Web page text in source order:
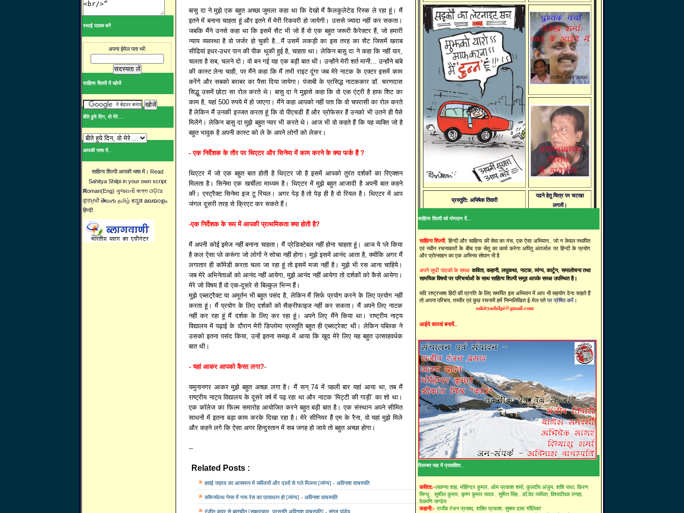
स्थाई पाठक बनें
अपना ईमेल पता भरें:
साहित्य शिल्पी में खोजें
बीते हुये दिन, वो मेरे ...
आपकी भाषा में..
साहित्य शिल्पी आपकी भाषा में। Read
Sahitya Shilpi in your own script
Roman(Eng) ગુજરાતી বাংগ্লা ଓଡ଼ିଆ
ਗੁਰਮੁਖੀ తెలుగు தமிழ் ಕನ್ನಡ മലയാളം
हिन्दी
बासु दा ने मुझे एक बहुत अच्छा जुमला कहा था कि देखो मैं कैलकुलेटेड रिस्क ले रहा हूं। मैं
इतने में बनाना चाहता हूं और इतने में मेरी रिकवरी हो जायेगी। उससे ज्यादा नहीं कर सकता।
जबकि मैंने उनसे कहा था कि इसमें सैट भी जो हैं वो एक बहुत जरूरी कैरेक्टर हैं, जो हमारी
न्याय व्यवस्था है वो जर्जर हो चुकी है...मैं उसमें लकड़ी का इस तरह का सैट जिसमें खराब
सीढियां इधर-उधर पान की पीक थूकी हुई है, चाहता था। लेकिन बासु दा ने कहा कि नहीं यार,
चलता है सब, चलने दो। वो बन गई यह एक बड़ी बात थी। उन्होंने मेरी शर्त मानी... उन्होंने बांबे
की कास्ट लेना चाही, पर मैंने कहा कि मैं तभी राइट दूंगा जब मेरे नाटक के एक्टर इसमें काम
करेंगे और सबको बराबर का पैसा दिया जायेगा। पंजाबी के प्रसिद्ध नाटककार डॉ. चरणदास
सिद्धू उसमें छोटा सा रोल करते थे। बासु दा ने मुझसे कहा कि वो एक एंट्री है हाफ शिट का
काम है, यहां 500 रुपये में हो जाएगा। मैंने कहा आपको नहीं पता कि वो चपरासी का रोल करते
हैं लेकिन मैं उनकी इज्जत करता हूं कि वो पीएचडी हैं और प्रोफेसर हैं उनको भी उतने ही पैसे
मिलेंगे। लेकिन बासु दा मुझे बहुत प्यार भी करते थे। आज भी वो कहते हैं कि यह व्यक्ति जो है
बहुत भावुक है अपनी कास्ट को ले के अपने लोगों को लेकर।
- एक निर्देशक के तौर पर थिएटर और सिनेमा में काम करने के क्या फर्क हैं ?
थिएटर में जो एक बहुत बात होती है थिएटर जो है इसमें आपको तुरंत दर्शकों का रिएक्शन
मिलता है। सिनेमा एक खर्चीला माध्यम है। थिएटर में मुझे बहुत आजादी है अपनी बात कहने
की। एस्ट्रैक्ट सिनेमा इज टू रियल। अगर पेड़ है तो पेड़ ही है वो रियल है। थिएटर में आप
जंगल दूसरी तरह से क्रिएट कर सकते हैं।
-एक निर्देशक के रूप में आपकी प्राथमिकता क्या होती है?
मैं अपनी कोई इमेज नहीं बनाना चाहता। मैं प्रेडिक्टेबल नहीं होना चाहता हूं। आज ये प्ले किया
है कल ऐसा प्ले करूंगा जो लोगों ने सोचा नहीं होगा। मुझे इसमें आनंद आता है, क्योंकि अगर मैं
लगातार ही कॉमेडी करता चला जा रहा हूं तो इसमें मजा नहीं है। मुझे भी रस आना चाहिये।
जब मेरे अभिनेताओं को आनंद नहीं आयेगा, मुझे आनंद नहीं आयेगा तो दर्शकों को कैसे आयेगा।
मेरे जो विषय हैं वो एक-दूसरे से बिल्कुल भिन्न हैं।
मुझे एब्सट्रैक्ट या अमूर्तन भी बहुत पसंद है, लेकिन मैं सिर्फ प्रयोग करने के लिए प्रयोग नहीं
करता हूं। मैं प्रयोग के लिए दर्शकों को सैक्रीफाइज नहीं कर सकता। मैं अपने लिए नाटक
नहीं कर रहा हूं मैं दर्शक के लिए कर रहा हूं। अपने लिए मैंने किया था। राष्ट्रीय नाट्य
विद्यालय में पढ़ाई के दौरान मेरी डिप्लोमा प्रस्तुति बहुत ही एब्सट्रेक्ट थी। लेकिन पब्लिक ने
उसको इतना पसंद किया, उन्हें इतना समझ में आया कि खुद मेरे लिए यह बहुत उत्साहवर्धक
बात थी।
- यहां आकर आपको कैसा लगा?-
यमुनानगर आकर मुझे बहुत अच्छा लगा है। मैं सन् 74 में पहली बार यहां आया था, तब मैं
राष्ट्रीय नाट्य विद्यालय के दूसरे वर्ष में पढ़ रहा था और नाटक ‘मिट्टी की गाड़ी’ का शो था।
एक कॉलेज का फिल्म समारोह आयोजित करने बहुत बड़ी बात है। एक संस्थान अपने सीमित
साधनों में इतना बड़ा काम करके दिखा रहा है। मेरे सीनियर हैं एम के रैना, वो यहां मुझे मिले
और कहने लगे कि ऐसा अगर हिन्दुस्तान में सब जगह हो जाये तो बहुत अच्छा होगा।
--
Related Posts :
हवाई जहाज का आसमान में सब्जियों और दालों से गले मिलना [व्यंग्य] - अविनाश वाचस्‍पति
कॉमनवेल्‍थ गेम्‍स में गाय रेस का प्रावधान हो [व्यंग्य] - अविनाश वाचस्‍पति
रंजीत कपूर से बातचीत [साक्षात्कार, प्रस्तुति अविनाश वाचस्पति] - संगम पांडेय
प्रस्तुति: अभिषेक तिवारी
पढने हेतु चित्र पर चटखा
लगायें।
साहित्य शिल्पी को योगदान दें...
साहित्य शिल्पी, हिन्दी और साहित्य की सेवा का मंच, एक ऐसा अभियान.. जो न केवल स्थापित
एवं नवीन रचनाकारों के बीच एक सेतु का कार्य करेगा अपितु अंतर्जाल पर हिन्दी के प्रयोग
और प्रोत्साहन का एक अभिनव सोपान भी है
अपने सुधी पाठको के समक्षकविता, कहानी, लघुकथा, नाटक, व्यंग्य, कार्टून, समालोचना तथा
सामयिक विषयो पर परिचर्चाओं के साथ साहित्य शिल्पी समूह आपके समक्ष उपस्थित है।
यदि राष्ट्रभाषा हिदी की प्रगति के लिए समर्पित इस अभियान में आप भी सहयोग देना चाहते हैं
तो अपना परिचय, तस्वीर एवं कुछ रचनायें हमें निम्नलिखित ई-मेल पते पर प्रेषित करें।
sahityashilpi@gmail.com
आईये कारवां बनायें..
दिसम्बर माह में प्रकाशित..
कविता:-लावण्या शाह, मोहिन्दर कुमार, ओम प्रकाश शर्मा, कुलदीप अंजुम, शशि पाधा, किरण
सिन्धु , सुशील कुमार, कृष्ण कुमार यादव , सुमित सिंह , डॉ.वेद व्यथित, विश्वदीपक तनहा,
देवमणि पाण्डेय
कहानी:- राजीव रंजन प्रसाद, शक्ति प्रकाश, सुषमा दास 'मौलिका'